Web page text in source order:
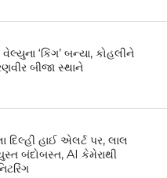
‘કિંગ’ બન્યા, કોહલીને
બીજા સ્થાને
દિલ્હી હાઈ એલર્ટ પર, લાલ
ચુસ્ત બંદોબસ્ત, AI કેમેરાથી